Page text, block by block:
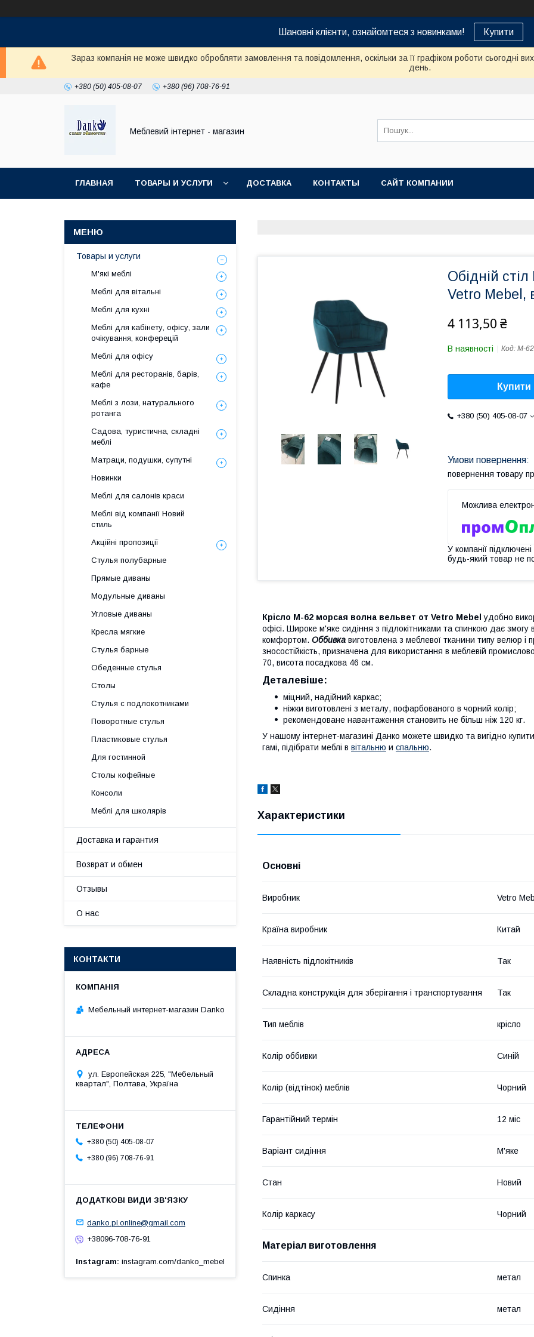
Шановні клієнти, ознайомтеся з новинками! Купити
Зараз компанія не може швидко обробляти замовлення та повідомлення, оскільки за її графіком роботи сьогодні
день.
+380 (50) 405-08-07 +380 (96) 708-76-91
Меблевий інтернет - магазин
ГЛАВНАЯ ТОВАРЫ И УСЛУГИ ДОСТАВКА КОНТАКТЫ САЙТ КОМПАНИИ
Обідній
Vetro Mebel,
4 113,50 ₴
В наявності Код: M-
Купити
+380 (50) 405-08-07
повернення товару
У компанії
будь-який товар не
Крісло М-62 морсая волна вельвет от Vetro Mebelудобно
офісі. Широке м'яке сидіння з підлокітниками та спинкою дає
комфортом. Оббивка виготовлена з меблевої тканини типу велюр і
зносостійкість, призначена для використання в меблевій
70, висота посадкова 46 см.
Деталевіше:
міцний, надійний каркас;
ніжки виготовлені з металу, пофарбованого в чорний колір;
рекомендоване навантаження становить не більш ніж 120 кг.
У нашому інтернет-магазині Данко можете швидко та вигідно купити
гамі, підібрати меблі в вітальню и спальню.
Характеристики
Основні
Виробник Vetro
Країна виробник Китай
Наявність підлокітників Так
Складна конструкція для зберігання і транспортування Так
Тип меблів крісло
Колір оббивки Синій
Колір (відтінок) меблів Чорний
Гарантійний термін 12 міс
Варіант сидіння М'яке
Стан Новий
Колір каркасу Чорний
Матеріал виготовлення
Спинка метал
Сидіння метал
Товары и услуги
М'які меблі
Меблі для вітальні
Меблі для кухні
Меблі для кабінету, офісу, зали
очікування, конферецій
Меблі для офісу
Меблі для ресторанів, барів,
кафе
Меблі з лози, натурального
ротанга
Садова, туристична, складні
меблі
Матраци, подушки, супутні
Новинки
Меблі для салонів краси
Меблі від компанії Новий
стиль
Акційні пропозиції
Стулья полубарные
Прямые диваны
Модульные диваны
Угловые диваны
Кресла мягкие
Стулья барные
Обеденные стулья
Столы
Стулья с подлокотниками
Поворотные стулья
Пластиковые стулья
Для гостинной
Столы кофейные
Консоли
Меблі для школярів
Доставка и гарантия
Возврат и обмен
Отзывы
О нас
КОНТАКТИ
Мебельный интернет-магазин Danko
ул. Европейская 225, "Мебельный
квартал", Полтава, Україна
+380 (50) 405-08-07
+380 (96) 708-76-91
danko.pl.online@gmail.com
+38096-708-76-91
Instagram instagram.com/danko_mebel